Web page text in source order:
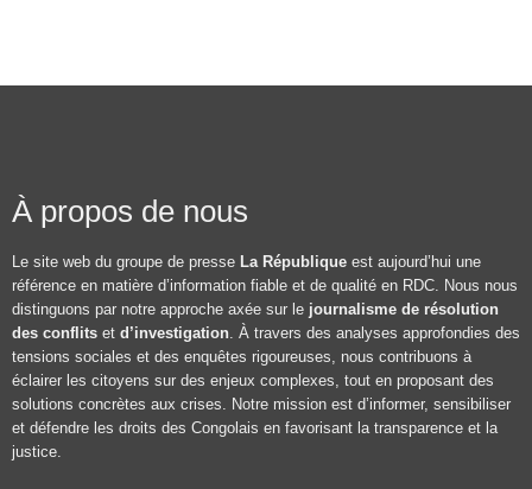
À propos de nous
Le site web du groupe de presse La République est aujourd’hui une
référence en matière d’information fiable et de qualité en RDC. Nous nous
distinguons par notre approche axée sur le journalisme de résolution
des conflits et d’investigation. À travers des analyses approfondies des
tensions sociales et des enquêtes rigoureuses, nous contribuons à
éclairer les citoyens sur des enjeux complexes, tout en proposant des
solutions concrètes aux crises. Notre mission est d’informer, sensibiliser
et défendre les droits des Congolais en favorisant la transparence et la
justice.